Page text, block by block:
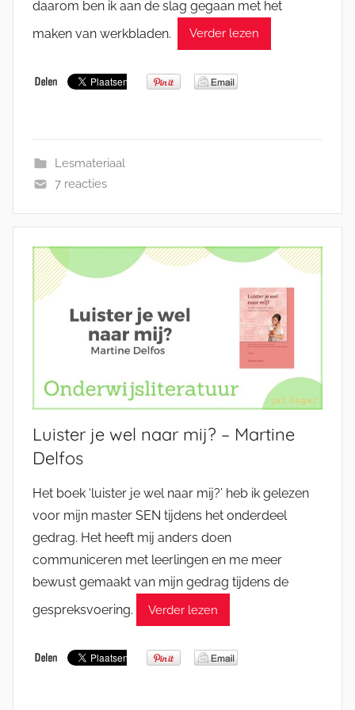
daarom ben ik aan de slag gegaan met het
maken van werkbladen.
Verder lezen
Lesmateriaal
7 reacties
Luister je wel naar mij? – Martine
Delfos
Het boek ‘luister je wel naar mij?’ heb ik gelezen
voor mijn master SEN tijdens het onderdeel
gedrag. Het heeft mij anders doen
communiceren met leerlingen en me meer
bewust gemaakt van mijn gedrag tijdens de
gespreksvoering.
Verder lezen